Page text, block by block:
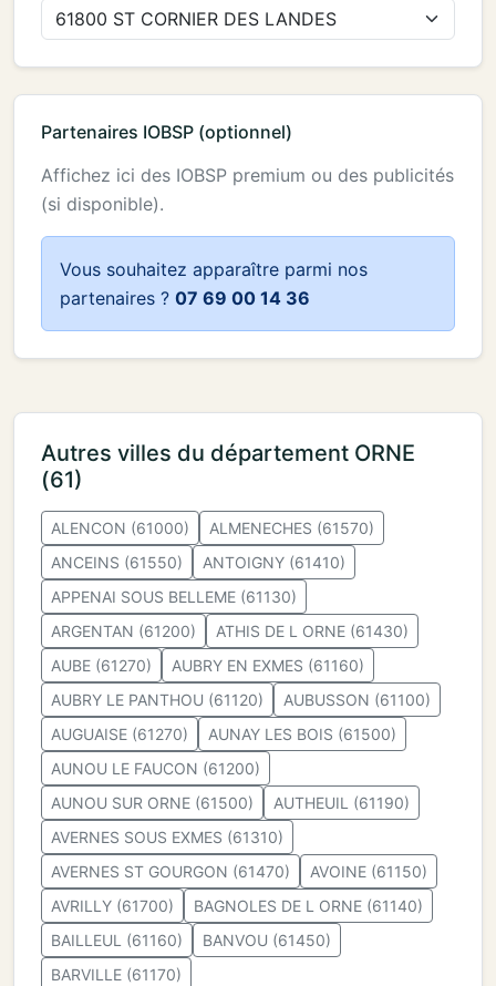
Partenaires IOBSP (optionnel)
Affichez ici des IOBSP premium ou des publicités
(si disponible).
Vous souhaitez apparaître parmi nos
partenaires ? 07 69 00 14 36
Autres villes du département ORNE
(61)
ALENCON (61000)
ALMENECHES (61570)
ANCEINS (61550)
ANTOIGNY (61410)
APPENAI SOUS BELLEME (61130)
ARGENTAN (61200)
ATHIS DE L ORNE (61430)
AUBE (61270)
AUBRY EN EXMES (61160)
AUBRY LE PANTHOU (61120)
AUBUSSON (61100)
AUGUAISE (61270)
AUNAY LES BOIS (61500)
AUNOU LE FAUCON (61200)
AUNOU SUR ORNE (61500)
AUTHEUIL (61190)
AVERNES SOUS EXMES (61310)
AVERNES ST GOURGON (61470)
AVOINE (61150)
AVRILLY (61700)
BAGNOLES DE L ORNE (61140)
BAILLEUL (61160)
BANVOU (61450)
BARVILLE (61170)